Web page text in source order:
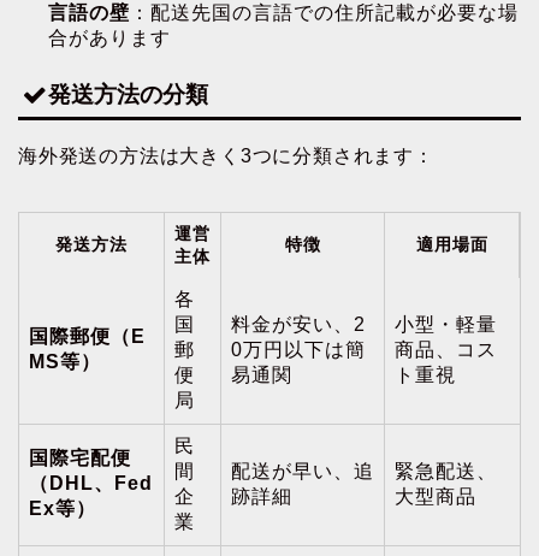
言語の壁 ：配送先国の言語での住所記載が必要な場
合があります
発送方法の分類
海外発送の方法は大きく3つに分類されます：
発送方法
運営
主体
特徴 適用場面
国際郵便（E
MS等）
各
国
郵
便
局
料金が安い、2
0万円以下は簡
易通関
小型・軽量
商品、コス
ト重視
国際宅配便
（DHL、Fed
Ex等）
民
間
企
業
配送が早い、追
跡詳細
緊急配送、
大型商品